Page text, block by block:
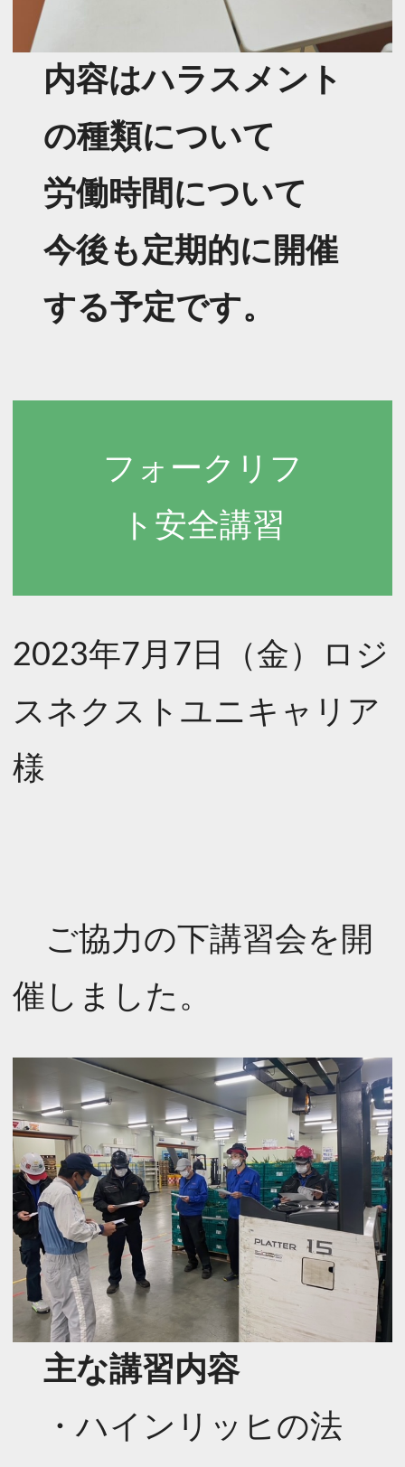
内容はハラスメント
の種類について
労働時間について
今後も定期的に開催
する予定です。
フォークリフ
ト安全講習
2023年7月7日（金）ロジ
スネクストユニキャリア
様
ご協力の下講習会を開
催しました。
主な講習内容
・ハインリッヒの法